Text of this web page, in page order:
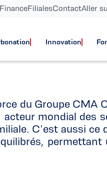
FinanceFilialesContactAller
Innovation
du Groupe CMA
mondial
C’est aussi